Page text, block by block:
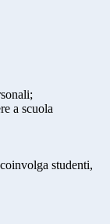
a scuola
studenti,